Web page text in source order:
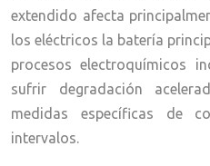
extendido afecta
los eléctricos la batería
procesos electroquímicos
sufrir degradación
medidas específicas de
intervalos.